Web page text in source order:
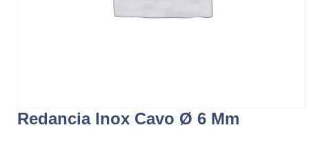
Redancia Inox Cavo Ø 6 Mm